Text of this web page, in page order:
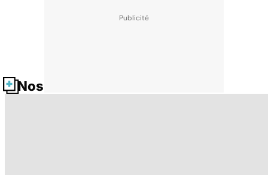
Nos fiches santé